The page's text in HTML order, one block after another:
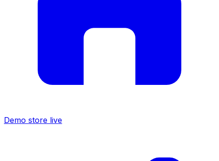
Demo store live